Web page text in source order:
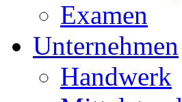
Examen
Unternehmen
Handwerk